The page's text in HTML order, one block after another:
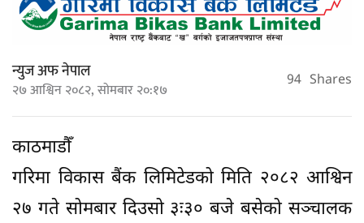
न्युज अफ नेपाल
२७ आश्विन २०८२, सोमबार २०:१७ 94 Shares
काठमाडौँ
गरिमा विकास बैंक लिमिटेडको मिति २०८२ आश्विन
२७ गते सोमबार दिउसो ३ः३० बजे बसेको सञ्चालक